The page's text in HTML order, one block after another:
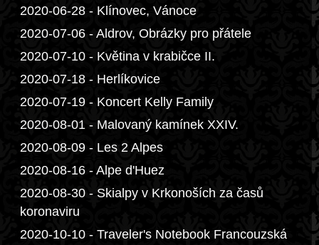
2020-06-28 - Klínovec, Vánoce
2020-07-06 - Aldrov, Obrázky pro přátele
2020-07-10 - Květina v krabičce II.
2020-07-18 - Herlíkovice
2020-07-19 - Koncert Kelly Family
2020-08-01 - Malovaný kamínek XXIV.
2020-08-09 - Les 2 Alpes
2020-08-16 - Alpe d'Huez
2020-08-30 - Skialpy v Krkonoších za časů
koronaviru
2020-10-10 - Traveler's Notebook Francouzská